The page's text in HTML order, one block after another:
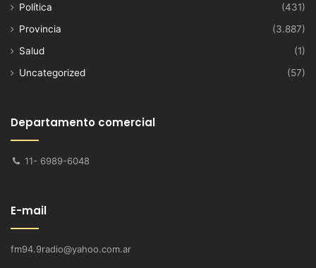
Política
(431)
Provincia
(3.887)
Salud
(1)
Uncategorized
(57)
Departamento comercial
11- 6989-6048
E-mail
fm94.9radio@yahoo.com.ar